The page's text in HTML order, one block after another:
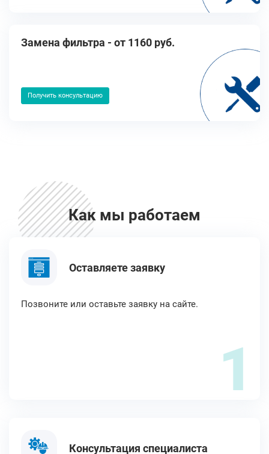
Замена фильтра - от 1160 руб.
Получить консультацию
Как мы работаем
Оставляете заявку
Позвоните или оставьте заявку на сайте.
1
Консультация специалиста